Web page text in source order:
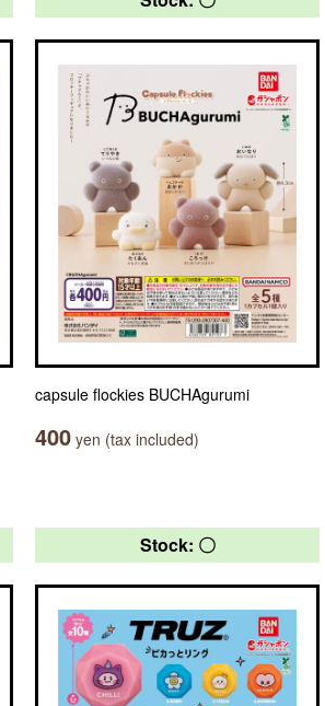
capsule flockies BUCHAgurumi
400 yen (tax included)
Stock: 〇